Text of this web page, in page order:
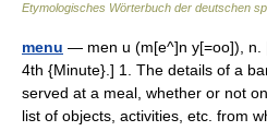
Etymologisches Wörterbuch der deutschen
menu — men u (m[e^]n y[=oo]), n.
4th {Minute}.] 1. The details of a
served at a meal, whether or not
list of objects, activities, etc. from